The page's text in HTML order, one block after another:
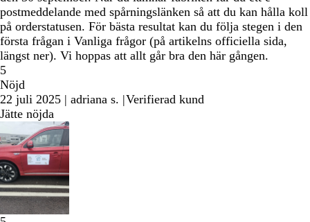
postmeddelande med spårningslänken så att du kan hålla koll
på orderstatusen. För bästa resultat kan du följa stegen i den
första frågan i Vanliga frågor (på artikelns officiella sida,
längst ner). Vi hoppas att allt går bra den här gången.
5
Nöjd
22 juli 2025 | adriana s. |Verifierad kund
Jätte nöjda